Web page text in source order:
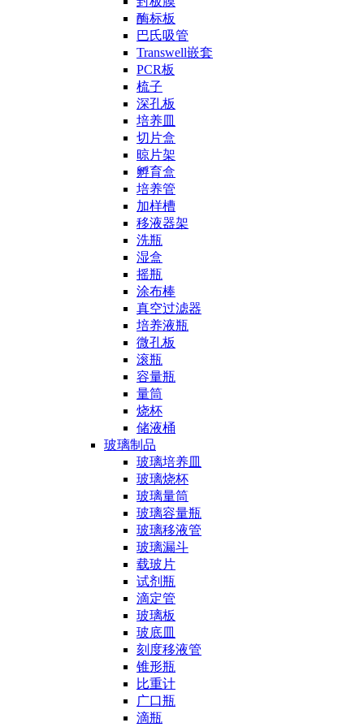
酶标板
巴氏吸管
Transwell嵌套
PCR板
梳子
深孔板
培养皿
切片盒
晾片架
孵育盒
培养管
加样槽
移液器架
洗瓶
湿盒
摇瓶
涂布棒
真空过滤器
培养液瓶
微孔板
滚瓶
容量瓶
量筒
烧杯
储液桶
玻璃制品
玻璃培养皿
玻璃烧杯
玻璃量筒
玻璃容量瓶
玻璃移液管
玻璃漏斗
载玻片
试剂瓶
滴定管
玻璃板
玻底皿
刻度移液管
锥形瓶
比重计
广口瓶
滴瓶